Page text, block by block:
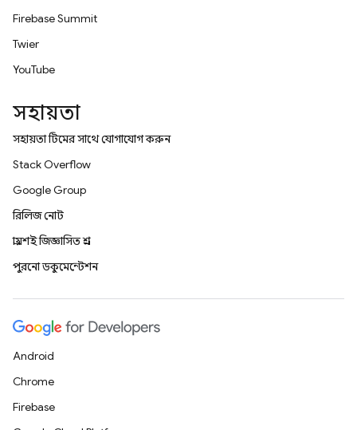
Firebase Summit
Twitter
YouTube
সহায়তা
সহায়তা টিমের সাথে যোগাযোগ করুন
Stack Overflow
Google Group
রিলিজ নোট
প্রায়শই জিজ্ঞাসিত প্রশ্ন
পুরনো ডকুমেন্টেশন
Android
Chrome
Firebase